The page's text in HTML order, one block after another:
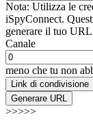
Nota: Utilizza le
iSpyConnect.
generare il tuo
Canale
meno che tu non
Link di condivisione
Generare URL
>>>>>